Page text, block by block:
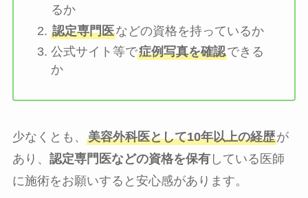
るか
認定専門医などの資格を持っているか
公式サイト等で症例写真を確認できる
か
少なくとも、 美容外科医として10年以上の経歴が
あり、 認定専門医などの資格を保有している医師
に施術をお願いすると安心感があります。